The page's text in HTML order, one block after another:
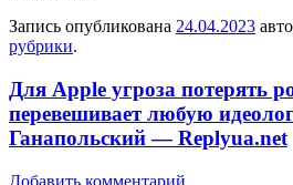
Запись опубликована 24.04.2023
рубрики.
Для Apple угроза потерять
перевешивает любую
Ганапольский — Replyua.net
Добавить комментарий